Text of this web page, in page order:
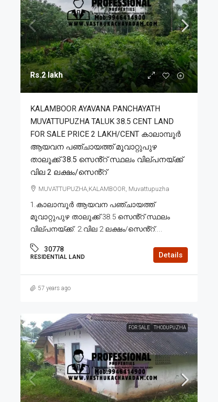
Rs.2 lakh
KALAMBOOR AYAVANA PANCHAYATH
MUVATTUPUZHA TALUK 38.5 CENT LAND
FOR SALE PRICE 2 LAKH/CENT കാലാമ്പൂർ
ആയവന പഞ്ചായത്ത് മൂവാറ്റുപുഴ
താലൂക്ക് 38.5 സെൻ്റ് സ്ഥലം വില്പനയ്ക്ക്
വില 2 ലക്ഷം/സെൻ്റ്
MUVATTUPUZHA,KALAMBOOR, Muvattupuzha
1.കാലാമ്പൂർ ആയവന പഞ്ചായത്ത്
മൂവാറ്റുപുഴ താലൂക്ക് 38.5 സെൻ്റ് സ്ഥലം
വില്പനയ്ക്ക്. 2.വില 2 ലക്ഷം/സെൻ്റ്....
30778
RESIDENTIAL LAND Details
57 years ago
FOR SALE THODUPUZHA